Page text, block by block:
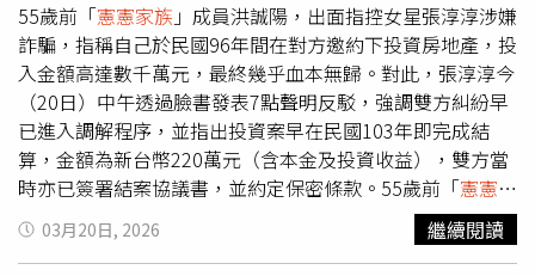
55歲前「憲憲家族 」成員洪誠陽，出面指控女星張淳淳涉嫌
詐騙，指稱自己於民國96年間在對方邀約下投資房地產，投
入金額高達數千萬元，最終幾乎血本無歸。對此，張淳淳今
（20日）中午透過臉書發表7點聲明反駁，強調雙方糾紛早
已進入調解程序，並指出投資案早在民國103年即完成結
算，金額為新台幣220萬元（含本金及投資收益），雙方當
時亦已簽署結案協議書，並約定保密條款。55歲前「憲憲家
族 」成員洪誠陽，出面指控女星張淳淳涉嫌詐騙。（圖／洪
誠陽提供）張淳淳表示，結案後仍持續聽聞洪誠陽在外散布
03月20日, 2026 繼續閱讀